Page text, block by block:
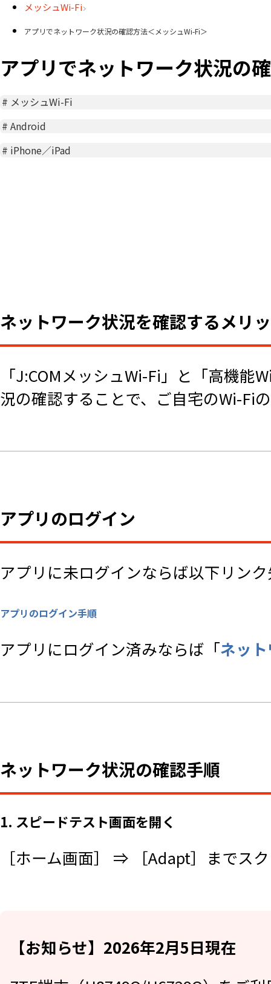
メッシュWi-Fi
アプリでネットワーク状況の確認方法＜メッシュWi-Fi＞
アプリでネットワーク状況の
# メッシュWi-Fi
#Android
# iPhone／iPad
ネットワーク状況を確認するメリ
「J:COMメッシュWi-Fi」と「高機
況の確認することで、ご自宅のWi-Fi
アプリのログイン
アプリに未ログインならば以下リン
アプリのログイン手順
アプリにログイン済みならば「ネッ
ネットワーク状況の確認手順
1. スピードテスト画面を開く
［ホーム画面］ ⇒ ［Adapt］までス
【お知らせ】2026年2月5日現在